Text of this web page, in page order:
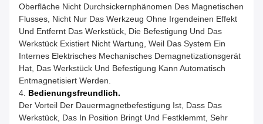
Oberfläche Nicht Durchsickernphänomen Des Magnetischen
Flusses, Nicht Nur Das Werkzeug Ohne Irgendeinen Effekt
Und Entfernt Das Werkstück, Die Befestigung Und Das
Werkstück Existiert Nicht Wartung, Weil Das System Ein
Internes Elektrisches Mechanisches Demagnetizationsgerät
Hat, Das Werkstück Und Befestigung Kann Automatisch
Entmagnetisiert Werden.
4. Bedienungsfreundlich.
Der Vorteil Der Dauermagnetbefestigung Ist, Dass Das
Werkstück, Das In Position Bringt Und Festklemmt, Sehr